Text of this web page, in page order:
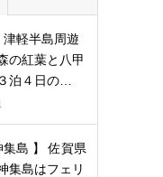
津軽半島周遊
の紅葉と八甲
泊４日の…
集島 】 佐賀県
集島はフェリ